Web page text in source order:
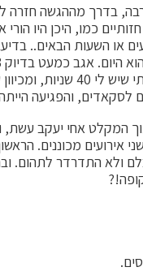
רבה, בדרך מההגשה
כמו, היכן היו הורי
או השעות הבאים..
שהיא נאחזת בכידון, נויה,
לסקאדים, והפגיעה
המקלט אחי יעקב
אירועים מכוננים.
ולא התדרדר